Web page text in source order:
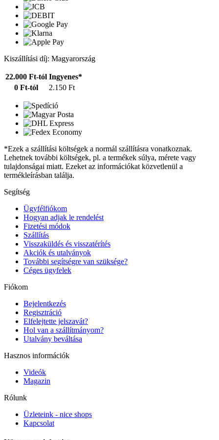
Kiszállítási díj: Magyarország
22.000 Ft-tól Ingyenes*
0 Ft-tól
2.150 Ft
*Ezek a szállítási költségek a normál szállításra vonatkoznak.
Lehetnek további költségek, pl. a termékek súlya, mérete vagy
tulajdonságai miatt. Ezeket az információkat közvetlenül a
termékleírásban találja.
Segítség
Ügyfélfiókom
Hogyan adjak le rendelést
Fizetési módok
Szállítás
Visszaküldés és visszatérítés
Akciók és utalványok
További segítségre van szüksége?
Céges ügyfelek
Fiókom
Bejelentkezés
Regisztráció
Elfelejtette jelszavát?
Hol van a szállítmányom?
Utalvány beváltása
Hasznos információk
Videók
Magazin
Rólunk
Üzleteink - nice shops
Kapcsolat